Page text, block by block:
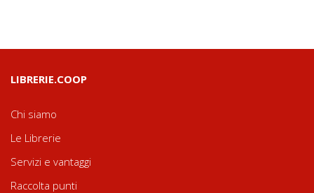
LIBRERIE.COOP
Chi siamo
Le Librerie
Servizi e vantaggi
Raccolta punti